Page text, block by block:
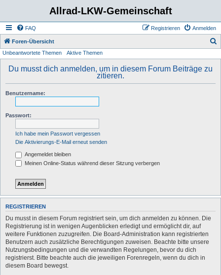
Allrad-LKW-Gemeinschaft
FAQ Anmelden
Registrieren
Foren-Übersicht
Unbeantwortete Themen Aktive Themen
Du musst dich anmelden, um in diesem Forum Beiträge zu
zitieren.
Benutzername:
Passwort:
Ich habe mein Passwort vergessen
Die Aktivierungs-E-Mail erneut senden
Angemeldet bleiben
Meinen Online-Status während dieser Sitzung verbergen
REGISTRIEREN
Du musst in diesem Forum registriert sein, um dich anmelden zu können. Die
Registrierung ist in wenigen Augenblicken erledigt und ermöglicht dir, auf
weitere Funktionen zuzugreifen. Die Board-Administration kann registrierten
Benutzern auch zusätzliche Berechtigungen zuweisen. Beachte bitte unsere
Nutzungsbedingungen und die verwandten Regelungen, bevor du dich
registrierst. Bitte beachte auch die jeweiligen Forenregeln, wenn du dich in
diesem Board bewegst.